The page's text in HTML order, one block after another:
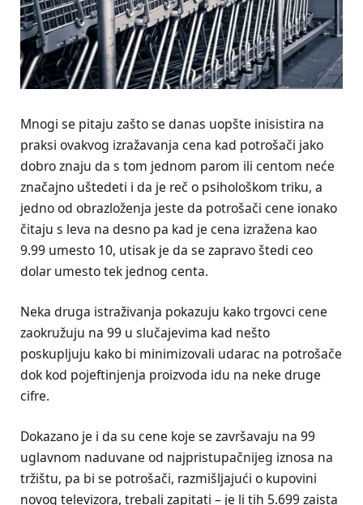
Mnogi se pitaju zašto se danas uopšte inisistira na
praksi ovakvog izražavanja cena kad potrošači jako
dobro znaju da s tom jednom parom ili centom neće
značajno uštedeti i da je reč o psihološkom triku, a
jedno od obrazloženja jeste da potrošači cene ionako
čitaju s leva na desno pa kad je cena izražena kao
9.99 umesto 10, utisak je da se zapravo štedi ceo
dolar umesto tek jednog centa.
Neka druga istraživanja pokazuju kako trgovci cene
zaokružuju na 99 u slučajevima kad nešto
poskupljuju kako bi minimizovali udarac na potrošače
dok kod pojeftinjenja proizvoda idu na neke druge
cifre.
Dokazano je i da su cene koje se završavaju na 99
uglavnom naduvane od najpristupačnijeg iznosa na
tržištu, pa bi se potrošači, razmišljajući o kupovini
novog televizora, trebali zapitati – je li tih 5.699 zaista